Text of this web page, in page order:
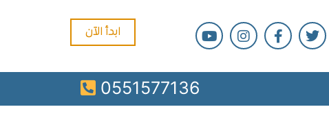
ابدأ الآن
0551577136